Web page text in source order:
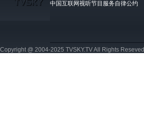
中国互联网视听节目服务自律公约
Copyright @ 2004-2025 TVSKY.TV All Rights Reseved